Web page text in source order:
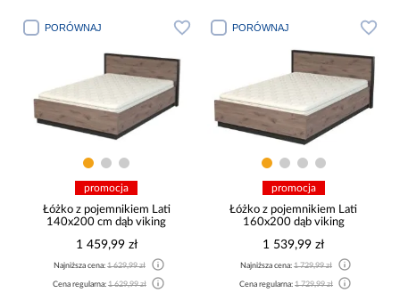
PORÓWNAJ
promocja
Łóżko z pojemnikiem Lati
140x200 cm dąb viking
1 459,99 zł
Najniższa cena: 1 629,99 zł
Cena regularna: 1 629,99 zł
PORÓWNAJ
promocja
Łóżko z pojemnikiem Lati
160x200 dąb viking
1 539,99 zł
Najniższa cena:1 729,99 zł
Cena regularna:1 729,99 zł